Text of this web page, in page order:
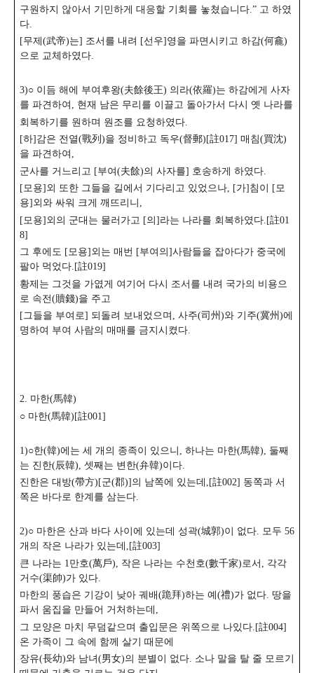
구원하지 않아서 기민하게 대응할 기회를 놓쳤습니다.” 고 하였
다.
[무제(武帝)는] 조서를 내려 [선우]영을 파면시키고 하감(何龕)
으로 교체하였다.
3)○ 이듬 해에 부여후왕(夫餘後王) 의라(依羅)는 하감에게 사자
를 파견하여, 현재 남은 무리를 이끌고 돌아가서 다시 옛 나라를
회복하기를 원하며 원조를 요청하였다.
[하]감은 전열(戰列)을 정비하고 독우(督郵)[註017] 매침(買沈)
을 파견하여,
군사를 거느리고 [부여(夫餘)의 사자를] 호송하게 하였다.
[모용]외 또한 그들을 길에서 기다리고 있었으나, [가]침이 [모
용]외와 싸워 크게 깨뜨리니,
[모용]외의 군대는 물러가고 [의]라는 나라를 회복하였다.[註01
8]
그 후에도 [모용]외는 매번 [부여의]사람들을 잡아다가 중국에
팔아 먹었다.[註019]
황제는 그것을 가엾게 여기어 다시 조서를 내려 국가의 비용으
로 속전(贖錢)을 주고
[그들을 부여로] 되돌려 보내었으며, 사주(司州)와 기주(冀州)에
명하여 부여 사람의 매매를 금지시켰다.
2. 마한(馬韓)
○ 마한(馬韓)[註001]
1)○한(韓)에는 세 개의 종족이 있으니, 하나는 마한(馬韓), 둘째
는 진한(辰韓), 셋째는 변한(弁韓)이다.
진한은 대방(帶方)[군(郡)]의 남쪽에 있는데,[註002] 동쪽과 서
쪽은 바다로 한계를 삼는다.
2)○ 마한은 산과 바다 사이에 있는데 성곽(城郭)이 없다. 모두 56
개의 작은 나라가 있는데,[註003]
큰 나라는 1만호(萬戶), 작은 나라는 수천호(數千家)로서, 각각
거수(渠帥)가 있다.
마한의 풍습은 기강이 낮아 궤배(跪拜)하는 예(禮)가 없다. 땅을
파서 움집을 만들어 거처하는데,
그 모양은 마치 무덤같으며 출입문은 위쪽으로 나있다.[註004]
온 가족이 그 속에 함께 살기 때문에
장유(長幼)와 남녀(男女)의 분별이 없다. 소나 말을 탈 줄 모르기